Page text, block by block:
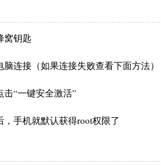
窝钥匙
连接（如果连接失败查看下面方法）
击“一键安全激活”
，手机就默认获得root权限了